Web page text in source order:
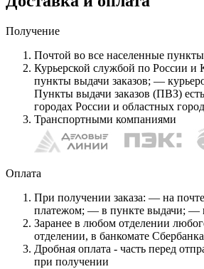
Получение
Почтой во все населенные
Курьерской службой по России и
пункты выдачи заказов; —
Пункты выдачи заказов (ПВЗ)
городах России и областных
Транспортными компаниями
Оплата
При получении заказа: — на
платежом; — в пункте выдачи; —
Заранее в любом отделении
отделении, в банкомате
Дробная оплата - часть перед
при получении